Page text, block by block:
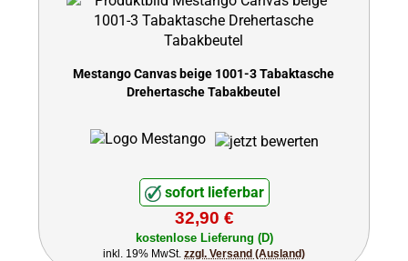
Mestango Canvas beige 1001-3 Tabaktasche
Drehertasche Tabakbeutel
sofort lieferbar
32,90 €
kostenlose Lieferung (D)
inkl. 19% MwSt. zzgl. Versand (Ausland)